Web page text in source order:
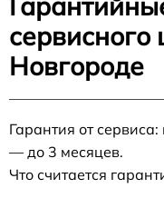
Новгороде
Гарантия от
— до 3 месяцев.
Что считается